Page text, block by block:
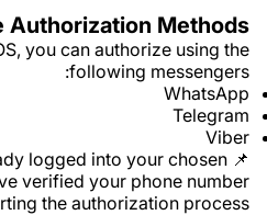
Authorization Methods
you can authorize using the
following messengers:
WhatsApp
Telegram
Viber
logged into your chosen
verified your phone number
the authorization process.